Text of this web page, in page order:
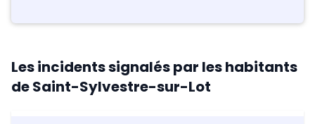
Les incidents signalés par les habitants
de Saint-Sylvestre-sur-Lot